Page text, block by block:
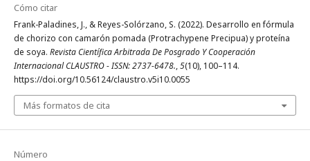
Cómo citar
Frank-Paladines, J., & Reyes-Solórzano, S. (2022). Desarrollo en fórmula
de chorizo con camarón pomada (Protrachypene Precipua) y proteína
de soya. Revista Científica Arbitrada De Posgrado Y Cooperación
Internacional CLAUSTRO - ISSN: 2737-6478.,5(10), 100–114.
https://doi.org/10.56124/claustro.v5i10.0055
Más formatos de cita
Número